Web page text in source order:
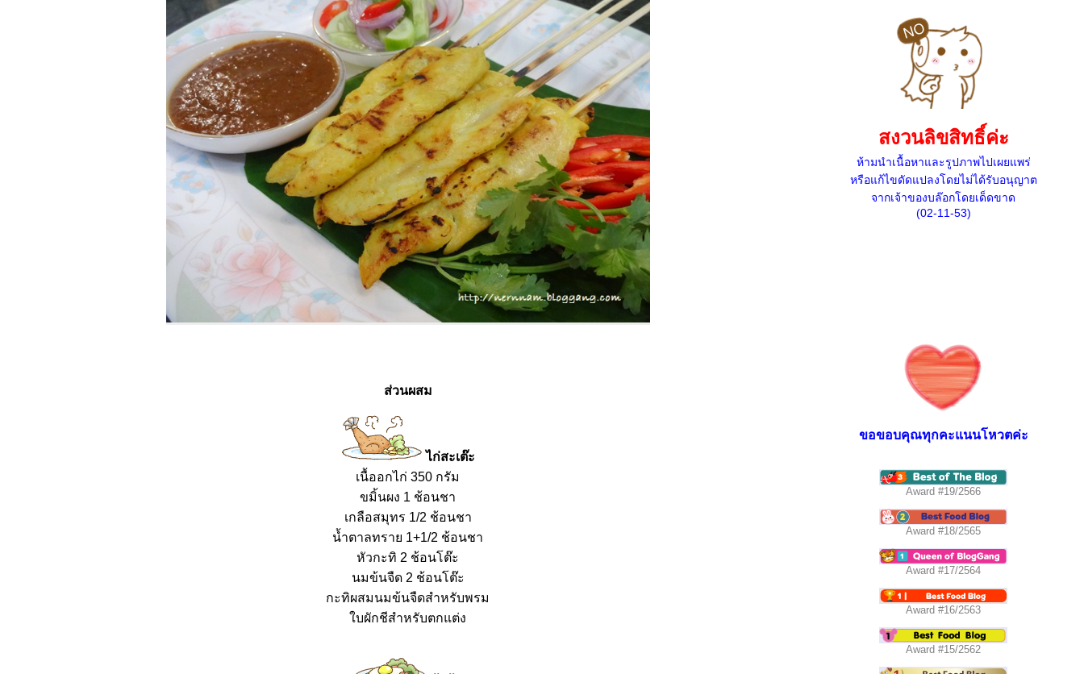
ส่วนผสม
ไก่สะเต๊ะ
เนื้ออกไก่ 350 กรัม
ขมิ้นผง 1 ช้อนชา
เกลือสมุทร 1/2 ช้อนชา
น้ำตาลทราย 1+1/2 ช้อนชา
หัวกะทิ 2 ช้อนโต๊ะ
นมข้นจืด 2 ช้อนโต๊ะ
กะทิผสมนมข้นจืดสำหรับพรม
บผักชีสำหรับตกแต่ง
สงวนลิขสิทธิ์ค่ะ
ห้ามนำเนื้อหาและรูปภาพไปเผยแพร่
หรือแก้ไขดัดแปลงโดยไม่ได้รับอนุญาต
จากเจ้าของบล๊อกโดยเด็ดขาด
(02-11-53)
ขอขอบคุณทุกคะแนนโหวตค่ะ
Award #19/2566
Award #18/2565
Award #17/2564
Award #16/2563
Award #15/2562